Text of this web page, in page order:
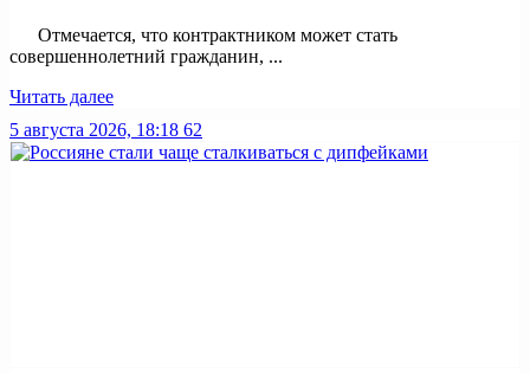
Отмечается, что контрактником может стать
совершеннолетний гражданин, ...
Читать далее
5 августа 2026, 18:18 62